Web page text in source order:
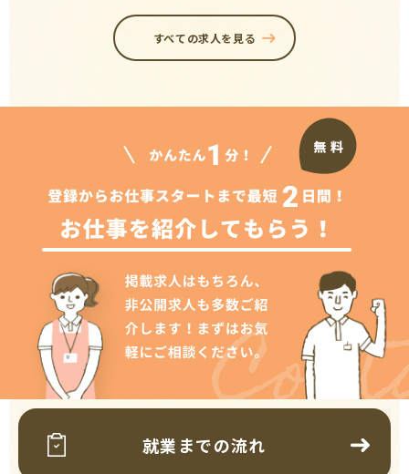
すべての求人を見る
就業までの流れ